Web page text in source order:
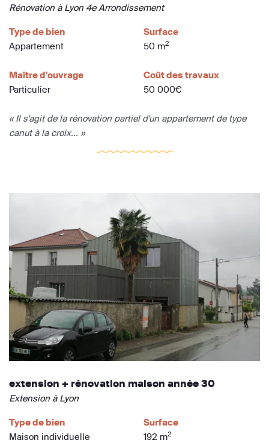
Rénovation à Lyon 4e Arrondissement
Type de bien
Appartement
Surface
50 m2
Maître d'ouvrage
Particulier
Coût des travaux
50 000€
« Il s'agit de la rénovation partiel d'un appartement de type
canut à la croix... »
extension + rénovation maison année 30
Extension à Lyon
Type de bien
Maison individuelle
Surface
192 m2